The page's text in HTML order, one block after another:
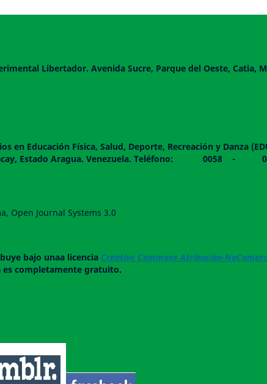
Libertador. Avenida Sucre, Parque del Oeste, Catia,
en Educación Física, Salud, Deporte, Recreación y Danza
Maracay, Estado Aragua. Venezuela. Teléfono:
Open Journal Systems 3.0
bajo unaa licencia Creative Commons Atribución-
es completamente gratuito.